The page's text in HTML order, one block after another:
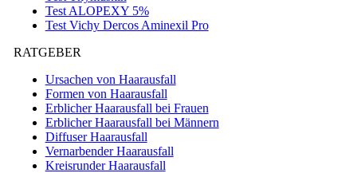
Test ALOPEXY 5%
Test Vichy Dercos Aminexil Pro
RATGEBER
Ursachen von Haarausfall
Formen von Haarausfall
Erblicher Haarausfall bei Frauen
Erblicher Haarausfall bei Männern
Diffuser Haarausfall
Vernarbender Haarausfall
Kreisrunder Haarausfall